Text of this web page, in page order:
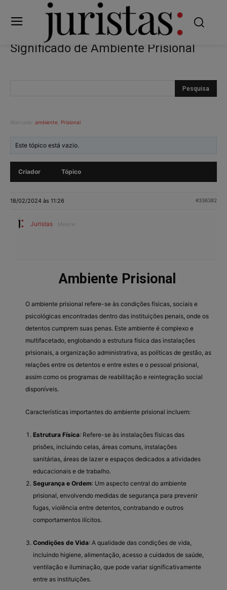
Significado de Ambiente Prisional
Marcado: ambiente Prisional
Este tópico está vazio.
Criador Tópico
18/02/2024 às 11:26 #336382
Juristas Mestre
Ambiente Prisional
O ambiente prisional refere-se às condições físicas, sociais e
psicológicas encontradas dentro das instituições penais, onde os
detentos cumprem suas penas. Este ambiente é complexo e
multifacetado, englobando a estrutura física das instalações
prisionais, a organização administrativa, as políticas de gestão, as
relações entre os detentos e entre estes e o pessoal prisional,
assim como os programas de reabilitação e reintegração social
disponíveis.
Características importantes do ambiente prisional incluem:
Estrutura Física: Refere-se às instalações físicas das
prisões, incluindo celas, áreas comuns, instalações
sanitárias, áreas de lazer e espaços dedicados a atividades
educacionais e de trabalho.
Segurança e Ordem: Um aspecto central do ambiente
prisional, envolvendo medidas de segurança para prevenir
fugas, violência entre detentos, contrabando e outros
comportamentos ilícitos.
Condições de Vida: A qualidade das condições de vida,
incluindo higiene, alimentação, acesso a cuidados de saúde,
ventilação e iluminação, que pode variar significativamente
entre as instituições.